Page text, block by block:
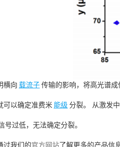
横向载流子传输的影响，将高光谱
可以确定准费米 能级 分裂。 从激发
号过低，无法确定分裂。
过我们的官方网站了解更多的产品信